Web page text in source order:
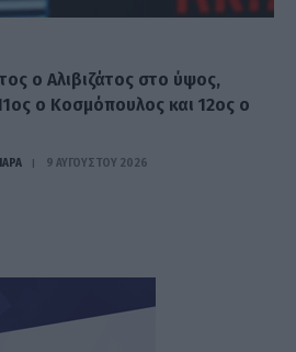
ο Αλιβιζάτος στο ύψος,
ο Κοσμόπουλος και 12ος ο
9 ΑΥΓΟΎΣΤΟΥ 2026